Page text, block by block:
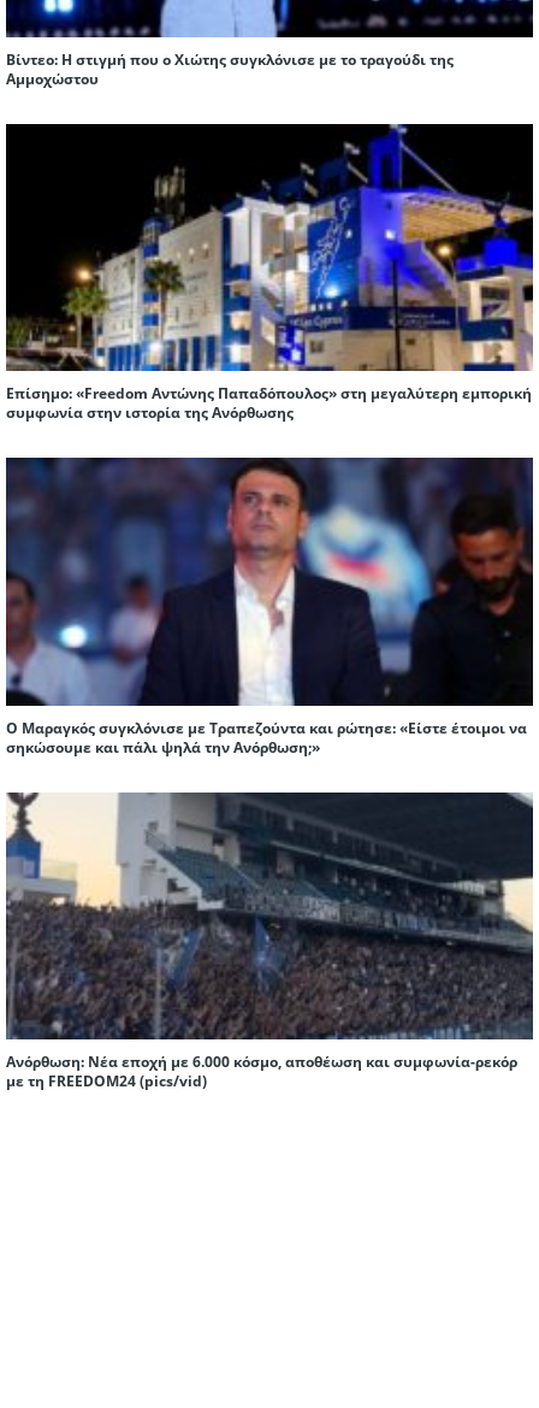
Βίντεο: Η στιγμή που ο Χιώτης συγκλόνισε με το τραγούδι της
Αμμοχώστου
Επίσημο: «Freedom Αντώνης Παπαδόπουλος» στη μεγαλύτερη εμπορική
συμφωνία στην ιστορία της Ανόρθωσης
Ο Μαραγκός συγκλόνισε με Τραπεζούντα και ρώτησε: «Είστε έτοιμοι να
σηκώσουμε και πάλι ψηλά την Ανόρθωση;»
Ανόρθωση: Νέα εποχή με 6.000 κόσμο, αποθέωση και συμφωνία-ρεκόρ
με τη FREEDOM24 (pics/vid)